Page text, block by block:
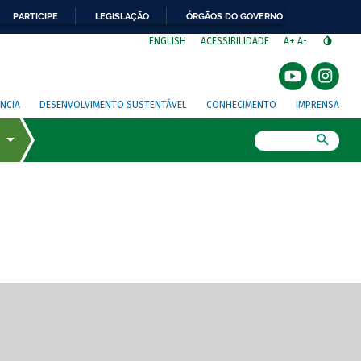
PARTICIPE LEGISLAÇÃO ÓRGÃOS DO GOVERNO
ENGLISH ACESSIBILIDADE A+ A-
DESENVOLVIMENTO SUSTENTÁVEL CONHECIMENTO IMPRENSA
de tela